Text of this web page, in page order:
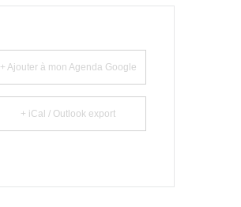
+ Ajouter à mon Agenda Google
+ iCal / Outlook export